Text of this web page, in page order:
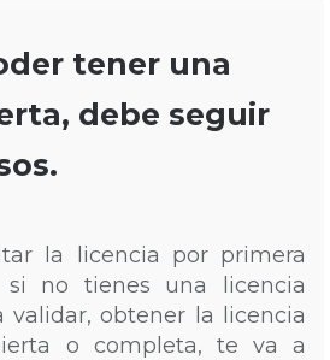
tener una
debe seguir
la licencia por primera
si no tienes una licencia
validar, obtener la licencia
o completa, te va a